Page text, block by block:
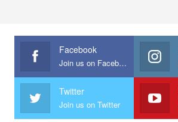
Facebook
Join us on Facebook
Twitter
Join us on Twitter